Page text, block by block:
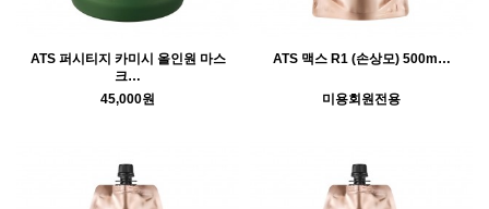
ATS 퍼시티지 카미시 올인원 마스
크…
45,000원
ATS 맥스 R1 (손상모) 500m…
미용회원전용